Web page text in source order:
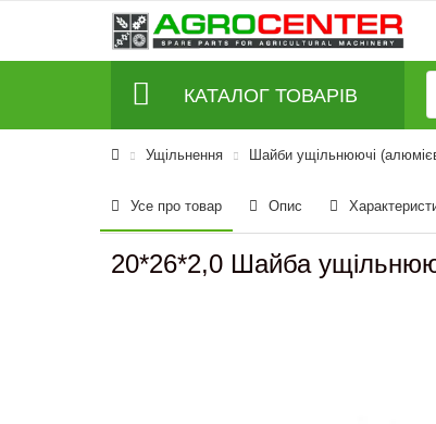
КАТАЛОГ ТОВАРІВ
Ущільнення Шайби ущільнюючі
Усе про товар Опис
20*26*2,0 Шайба